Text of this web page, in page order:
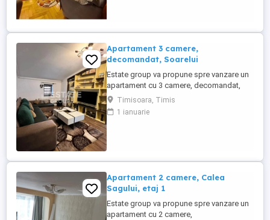
Apartament 3 camere,
decomandat, Soarelui
Estate group va propune spre vanzare un
apartament cu 3 camere, decomandat,
situat in zona Soarelui, cu acces facil
catre principalele puncte de interes ale
orasului. Proprietatea se afla la etajul 5
Timisoara, Timis
1 ianuarie
Apartament 2 camere, Calea
Sagului, etaj 1
Estate group va propune spre vanzare un
apartament cu 2 camere,